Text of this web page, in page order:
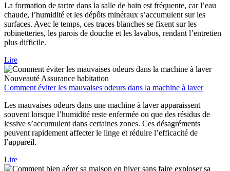
La formation de tartre dans la salle de bain est fréquente, car l’eau
chaude, l’humidité et les dépôts minéraux s’accumulent sur les
surfaces. Avec le temps, ces traces blanches se fixent sur les
robinetteries, les parois de douche et les lavabos, rendant l’entretien
plus difficile.
Lire
Nouveauté Assurance habitation
Comment éviter les mauvaises odeurs dans la machine à laver
Les mauvaises odeurs dans une machine à laver apparaissent
souvent lorsque l’humidité reste enfermée ou que des résidus de
lessive s’accumulent dans certaines zones. Ces désagréments
peuvent rapidement affecter le linge et réduire l’efficacité de
l’appareil.
Lire